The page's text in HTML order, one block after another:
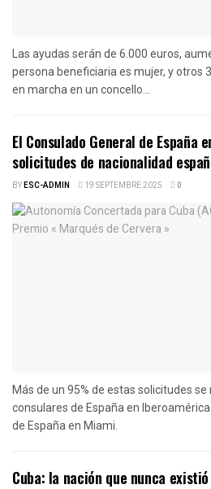
Las ayudas serán de 6.000 euros,
persona beneficiaria es mujer, y otros
en marcha en un concello...
El Consulado General de España
solicitudes de nacionalidad
BYESC-ADMIN 19 SEPTEMBRE 2025 0
Más de un 95% de estas solicitudes
consulares de España en
de España en Miami.
Cuba: la nación que nunca existió